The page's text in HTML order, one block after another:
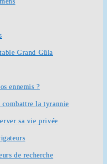
Grand Gûla
ennemis ?
combattre la tyrannie
sa vie privée
de recherche